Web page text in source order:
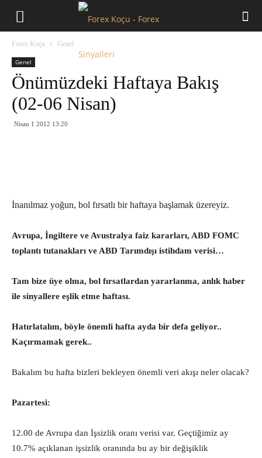
Forex Koçu Genel
Genel
Önümüzdeki Haftaya Bakış
(02-06 Nisan)
Nisan 1 2012 13:20
İnanılmaz yoğun, bol fırsatlı bir haftaya başlamak üzereyiz.
Avrupa, İngiltere ve Avustralya faiz kararları, ABD FOMC
toplantı tutanakları ve ABD Tarımdışı istihdam verisi…
Tam bize üye olma, bol fırsatlardan yararlanma, anlık haber
ile sinyallere eşlik etme haftası.
Hatırlatalım, böyle önemli hafta ayda bir defa geliyor..
Kaçırmamak gerek..
Bakalım bu hafta bizleri bekleyen önemli veri akışı neler olacak?
Pazartesi:
12.00 de Avrupa dan İşsizlik oranı verisi var. Geçtiğimiz ay
10.7% açıklanan işsizlik oranında bu ay bir değişiklik